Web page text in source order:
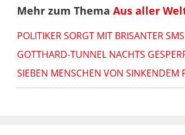
Mehr zum Thema Aus aller
POLITIKER SORGT MIT BRISANTER
GOTTHARD-TUNNEL NACHTS
SIEBEN MENSCHEN VON SINKENDEM